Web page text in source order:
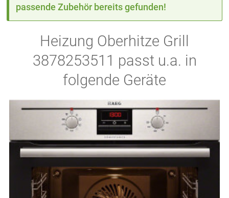
passende Zubehör bereits gefunden!
Heizung Oberhitze Grill
3878253511 passt u.a. in
folgende Geräte